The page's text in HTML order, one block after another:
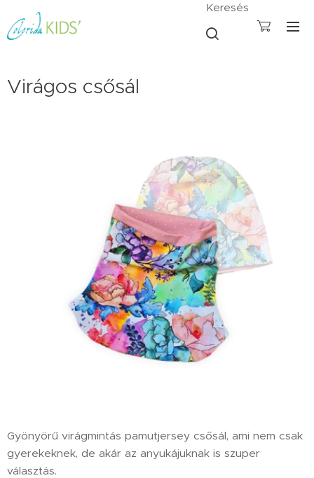
Keresés
Virágos csősál
Gyönyörű virágmintás pamutjersey csősál, ami nem csak
gyerekeknek, de akár az anyukájuknak is szuper
választás.